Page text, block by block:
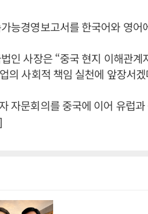
능경영보고서를 한국어와 영
인 사장은 “중국 현지 이해관
의 사회적 책임 실천에 앞장서
자문회의를 중국에 이어 유럽